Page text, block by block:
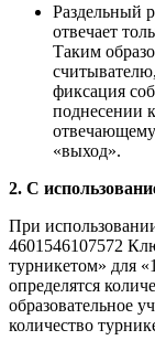
Раздельный
отвечает
Таким
фиксация
поднесении
«выход».
2. С
При
4601546107572
турникетом» для
определятся
образовательное
количество